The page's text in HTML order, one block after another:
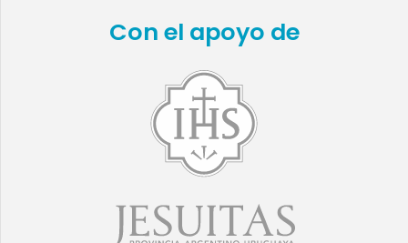
Con el apoyo de